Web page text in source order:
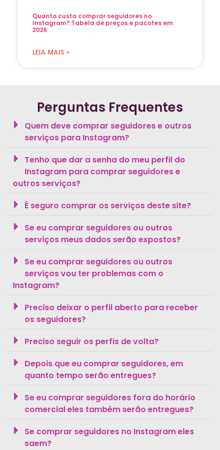
Quanto custa comprar seguidores no
Instagram? Tabela de preços e pacotes em
2026
LEIA MAIS »
Perguntas Frequentes
Quem deve comprar seguidores e outros
serviços para Instagram?
Tenho que dar a senha do meu perfil do
Instagram para comprar seguidores e
outros serviços?
É seguro comprar os serviços deste site?
Se eu comprar seguidores ou outros
serviços meus dados serão expostos?
Se eu comprar seguidores ou outros
serviços vou ter problemas com o
Instagram?
Preciso deixar o perfil aberto para receber
os seguidores?
Preciso seguir os perfis de volta?
Depois que eu comprar seguidores, em
quanto tempo serão entregues?
Se eu comprar seguidores fora do horário
comercial eles também serão entregues?
Se comprar seguidores no Instagram eles
saem?